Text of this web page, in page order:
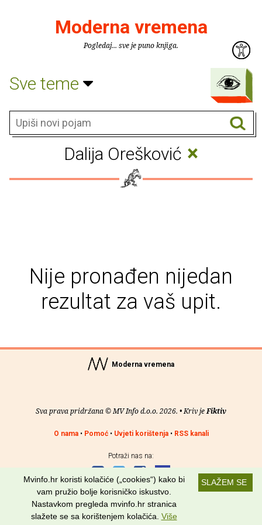
Moderna vremena
Pogledaj... sve je puno knjiga.
Sve teme
Dalija Orešković ×
Nije pronađen nijedan
rezultat za vaš upit.
Moderna vremena
Sva prava pridržana © MV Info d.o.o. 2026. • Kriv jeFiktiv
O nama• Pomoć• Uvjeti korištenja• RSS kanali
Potraži nas na:
SLAŽEM SE
Mvinfo.hr koristi kolačiće („cookies“) kako bi
vam pružio bolje korisničko iskustvo.
Nastavkom pregleda mvinfo.hr stranica
slažete se sa korištenjem kolačića. Više